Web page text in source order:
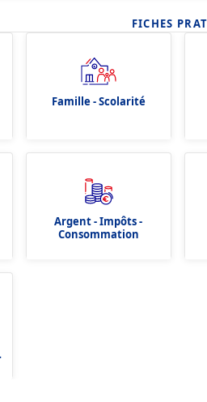
FICHES
Famille - Scolarité
Argent - Impôts -
Consommation